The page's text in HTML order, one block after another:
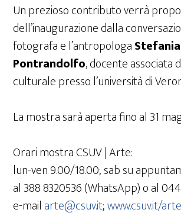
Un prezioso contributo verrà
dell’inaugurazione dalla
fotografa e l’antropologaStefania
Pontrandolfo, docente associata
culturale presso l’università di
La mostra sarà aperta fino al 31
Orari mostra CSUV | Arte:
lun-ven 9.00/18.00; sab su
al 388 8320536 (WhatsApp) o al
e-mail arte@csuv.it;www.csuv.it/arte